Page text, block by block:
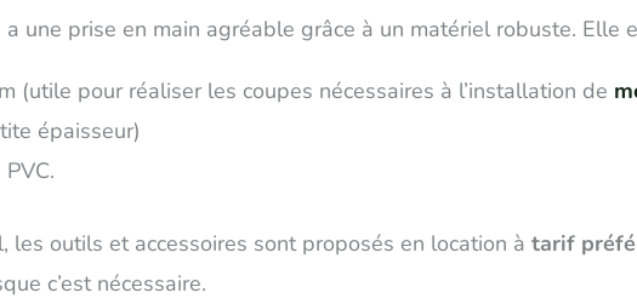
a une prise en main agréable grâce à un matériel robuste. Elle
(utile pour réaliser les coupes nécessaires à l’installation de
épaisseur)
les outils et accessoires sont proposés en location à tarif
c’est nécessaire.